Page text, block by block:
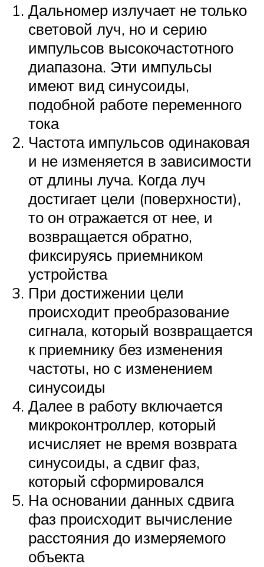
Дальномер излучает не только
световой луч, но и серию
импульсов высокочастотного
диапазона. Эти импульсы
имеют вид синусоиды,
подобной работе переменного
тока
Частота импульсов одинаковая
и не изменяется в зависимости
от длины луча. Когда луч
достигает цели (поверхности),
то он отражается от нее, и
возвращается обратно,
фиксируясь приемником
устройства
При достижении цели
происходит преобразование
сигнала, который возвращается
к приемнику без изменения
частоты, но с изменением
синусоиды
Далее в работу включается
микроконтроллер, который
исчисляет не время возврата
синусоиды, а сдвиг фаз,
который сформировался
На основании данных сдвига
фаз происходит вычисление
расстояния до измеряемого
объекта